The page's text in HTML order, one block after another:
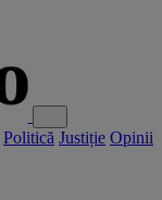
Politică Justiție Opinii